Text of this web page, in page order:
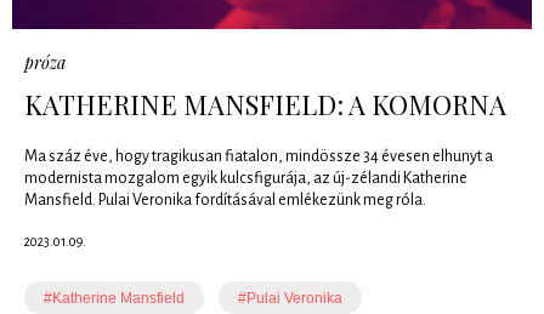
próza
KATHERINE MANSFIELD: A KOMORNA
Ma száz éve, hogy tragikusan fiatalon, mindössze 34 évesen elhunyt a
modernista mozgalom egyik kulcsfigurája, az új-zélandi Katherine
Mansfield. Pulai Veronika fordításával emlékezünk meg róla.
2023.01.09.
#Katherine Mansfield #Pulai Veronika